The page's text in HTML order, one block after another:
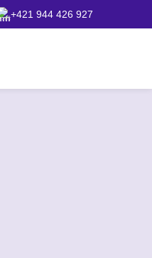
+421 944 426 927